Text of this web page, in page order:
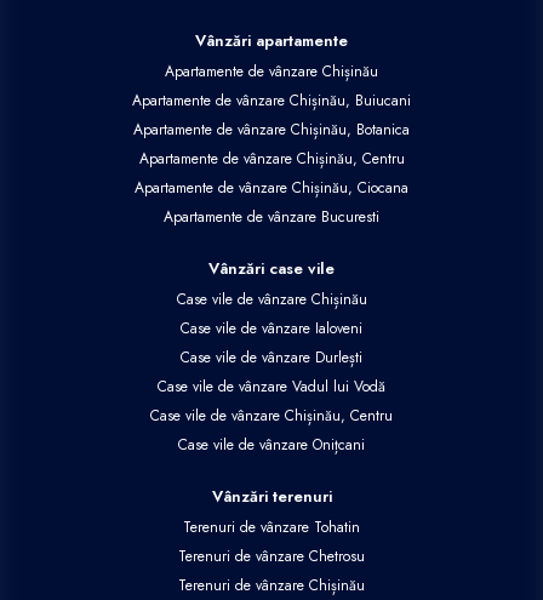
Vânzări apartamente
Apartamente de vânzare Chișinău
Apartamente de vânzare Chișinău, Buiucani
Apartamente de vânzare Chișinău, Botanica
Apartamente de vânzare Chișinău, Centru
Apartamente de vânzare Chișinău, Ciocana
Apartamente de vânzare Bucuresti
Vânzări case vile
Case vile de vânzare Chișinău
Case vile de vânzare Ialoveni
Case vile de vânzare Durlești
Case vile de vânzare Vadul lui Vodă
Case vile de vânzare Chișinău, Centru
Case vile de vânzare Onițcani
Vânzări terenuri
Terenuri de vânzare Tohatin
Terenuri de vânzare Chetrosu
Terenuri de vânzare Chișinău